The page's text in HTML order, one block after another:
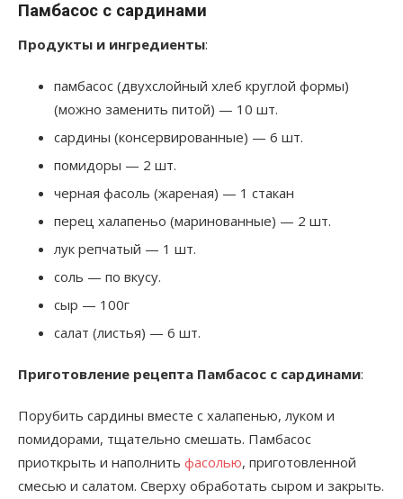
Памбасос с сардинами
Продукты и ингредиенты:
памбасос (двухслойный хлеб круглой формы)
(можно заменить питой) — 10 шт.
сардины (консервированные) — 6 шт.
помидоры — 2 шт.
черная фасоль (жареная) — 1 стакан
перец халапеньо (маринованные) — 2 шт.
лук репчатый — 1 шт.
соль — по вкусу.
сыр — 100г
салат (листья) — 6 шт.
Приготовление рецепта Памбасос с сардинами:
Порубить сардины вместе с халапенью, луком и
помидорами, тщательно смешать. Памбасос
приоткрыть и наполнить фасолью, приготовленной
смесью и салатом. Сверху обработать сыром и закрыть.